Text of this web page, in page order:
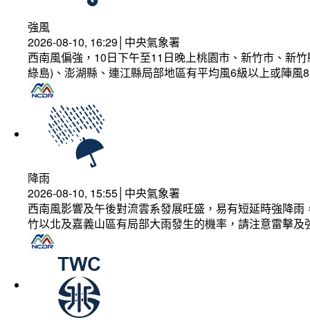
強風
2026-08-10, 16:29│中央氣象署
西南風偏強，10日下午至11日晚上桃園市、新竹市、新
綠島)、澎湖縣、連江縣局部地區有平均風6級以上或陣
降雨
2026-08-10, 15:55│中央氣象署
西南風影響及午後對流雲系發展旺盛，易有短延時強降
竹以北及嘉義山區有局部大雨發生的機率，請注意雷擊